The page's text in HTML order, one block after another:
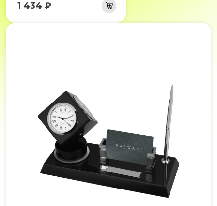
1 434 ₽